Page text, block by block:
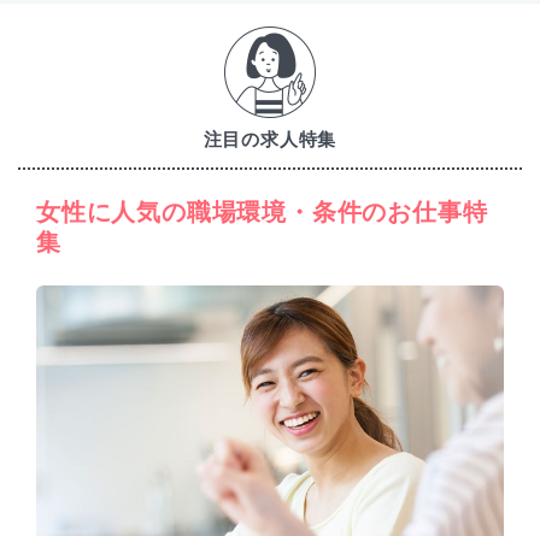
注目の求人特集
女性に人気の職場環境・条件のお仕事特
集